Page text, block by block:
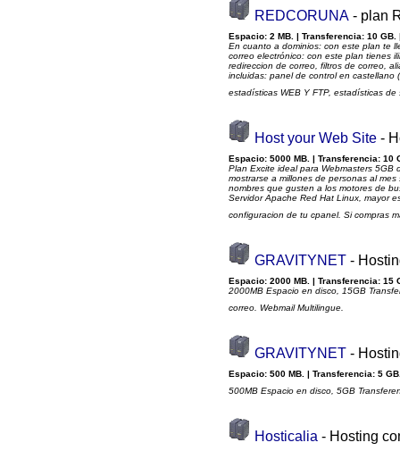
REDCORUNA - plan
Espacio: 2 MB. | Transferencia: 10
En cuanto a dominios: con este plan te
correo electrónico: con este plan tienes
redireccion de correo, filtros de correo,
incluidas: panel de control en castellano
estadísticas WEB Y FTP, estadísticas
Host your Web Site -
Espacio: 5000 MB. | Transferencia: 10
Plan Excite ideal para Webmasters
mostrarse a millones de personas al
nombres que gusten a los motores de
Servidor Apache Red Hat Linux, mayor
configuracion de tu cpanel. Si compras
GRAVITYNET -
Espacio: 2000 MB. | Transferencia: 15
2000MB Espacio en disco, 15GB
correo. Webmail Multilingue.
GRAVITYNET -
Espacio: 500 MB. | Transferencia: 5
500MB Espacio en disco, 5GB
Hosticalia - Hosting